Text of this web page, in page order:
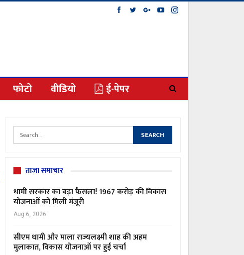
फोटो वीडियो ई-पेपर
ताजा समाचार
धामी सरकार का बड़ा फैसला! 1967 करोड़ की विकास
योजनाओं को मिली मंजूरी
Aug 6, 2026
सीएम धामी और माला राज्यलक्ष्मी शाह की अहम
मुलाकात, विकास योजनाओं पर हुई चर्चा